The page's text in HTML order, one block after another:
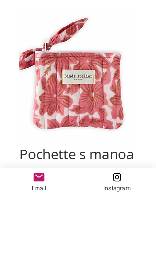
Pochette s manoa
rosa
16,00 €Prix
Email Instagram